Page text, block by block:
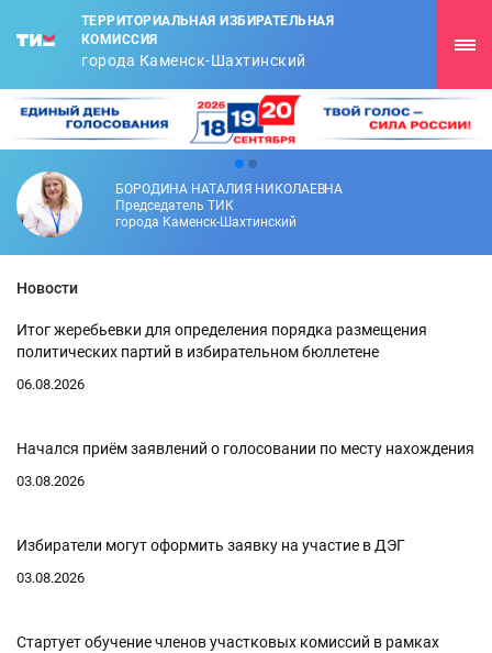
ТЕРРИТОРИАЛЬНАЯ ИЗБИРАТЕЛЬНАЯ
КОМИССИЯ
города Каменск-Шахтинский
БОРОДИНА НАТАЛИЯ НИКОЛАЕВНА
Председатель ТИК
города Каменск-Шахтинский
Новости
Итог жеребьевки для определения порядка размещения
политических партий в избирательном бюллетене
06.08.2026
Начался приём заявлений о голосовании по месту нахождения
03.08.2026
Избиратели могут оформить заявку на участие в ДЭГ
03.08.2026
Стартует обучение членов участковых комиссий в рамках